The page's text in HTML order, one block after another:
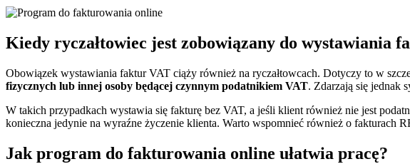
Kiedy ryczałtowiec jest zobowiązany do wystawiania
Obowiązek wystawiania faktur VAT ciąży również na ryczałtowcach. Dotyczy to w
fizycznych lub innej osoby będącej czynnym podatnikiem VAT. Zdarzają się jednak
W takich przypadkach wystawia się fakturę bez VAT, a jeśli klient również nie jest
konieczna jedynie na wyraźne życzenie klienta. Warto wspomnieć również o fakturach
Jak program do fakturowania online ułatwia pracę?